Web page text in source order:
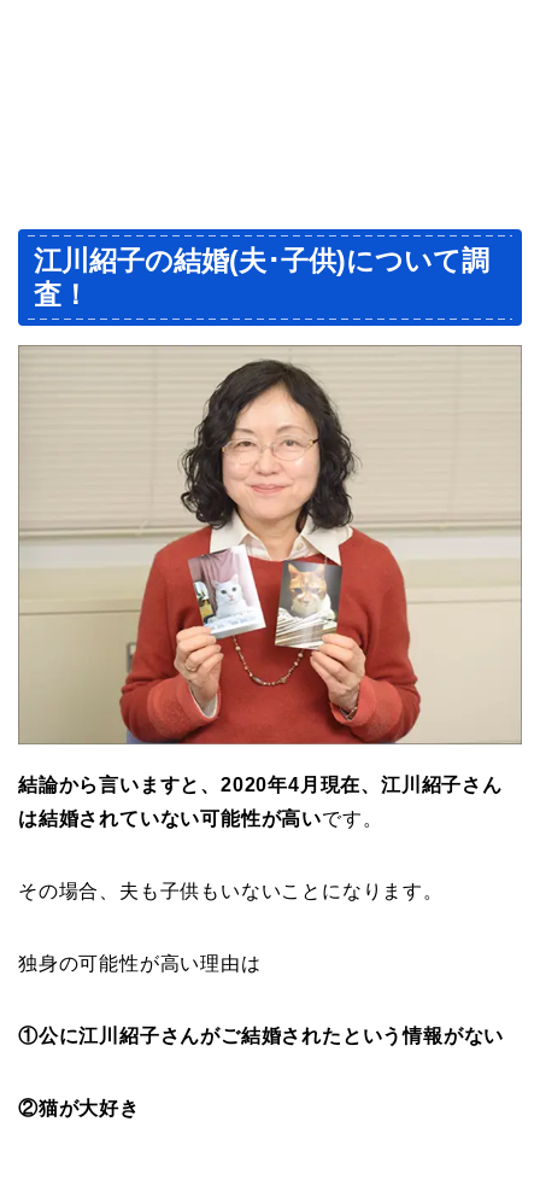
江川紹子の結婚(夫･子供)について調
査！
結論から言いますと、2020年4月現在、江川紹子さん
は結婚されていない可能性が高いです。
その場合、夫も子供もいないことになります。
独身の可能性が高い理由は
①公に江川紹子さんがご結婚されたという情報がない
②猫が大好き